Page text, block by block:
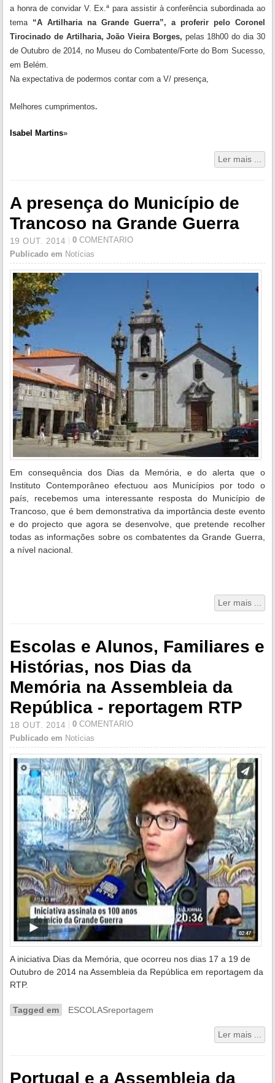
a honra de convidar V. Ex.ª para assistir à conferência subordinada ao
tema “A Artilharia na Grande Guerra”, a proferir pelo Coronel
Tirocinado de Artilharia, João Vieira Borges, pelas 18h00 do dia 30
de Outubro de 2014, no Museu do Combatente/Forte do Bom Sucesso,
em Belém.
Na expectativa de podermos contar com a V/ presença,
Melhores cumprimentos.
Isabel Martins»
Ler mais ...
A presença do Município de
Trancoso na Grande Guerra
19 OUT. 2014 0 COMENTÁRIO
Publicado em Notícias
Em consequência dos Dias da Memória, e do alerta que o
Instituto Contemporâneo efectuou aos Municípios por todo o
país, recebemos uma interessante resposta do Município de
Trancoso, que é bem demonstrativa da importância deste evento
e do projecto que agora se desenvolve, que pretende recolher
todas as informações sobre os combatentes da Grande Guerra,
a nível nacional.
Ler mais ...
Escolas e Alunos, Familiares e
Histórias, nos Dias da
Memória na Assembleia da
República - reportagem RTP
18 OUT. 2014 0 COMENTÁRIO
Publicado em Notícias
A iniciativa Dias da Memória, que ocorreu nos dias 17 a 19 de
Outubro de 2014 na Assembleia da República em reportagem da
RTP.
Tagged em ESCOLASreportagem
Ler mais ...
Portugal e a Assembleia da